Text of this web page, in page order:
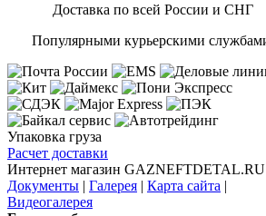
Доставка по всей России и СНГ
Популярными курьерскими
Упаковка груза
Расчет доставки
Интернет магазин GAZNEFTDETAL.RU
Документы | Галерея | Карта сайта |
Видеогалерея